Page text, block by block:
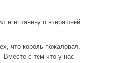
египтянину о вчерашней
что король пожаловал, -
Вместе с тем что у нас